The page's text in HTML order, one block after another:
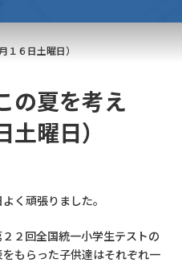
１６日土曜日）
の夏を考え
曜日）
く頑張りました。
２回全国統一小学生テストの
もらった子供達はそれぞれ一